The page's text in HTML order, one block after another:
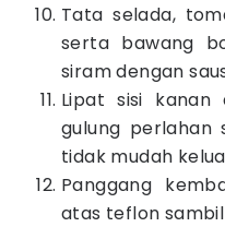
Tata selada,
serta bawang
siram dengan
Lipat sisi kanan
gulung perlahan
tidak mudah
Panggang
atas teflon